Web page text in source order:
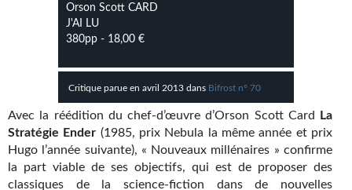
Archive du Futur
Quarante-Deux
Kvasar
Pulps
Orson Scott CARD
J'AI LU
380pp - 18,00 €
Critique parue en avril 2013 dans Bifrost n° 70
Avec la réédition du chef-d’œuvre d’Orson Scott Card
La
Stratégie Ender (1985, prix Nebula la même année et prix
Hugo l’année suivante), « Nouveaux millénaires » confirme
la part viable de ses objectifs, qui est de proposer des
classiques de la science-fiction dans de nouvelles